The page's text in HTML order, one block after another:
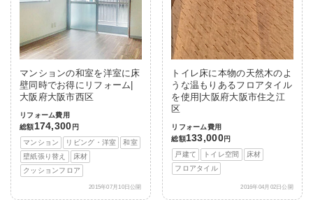
マンションの和室を洋室に床
壁同時でお得にリフォーム|
大阪府大阪市西区
リフォーム費用
総額174,300 円
マンション
リビング・洋室
和室
壁紙張り替え
床材
クッションフロア
2015年07月10日公開
トイレ床に本物の天然木のよ
うな温もりあるフロアタイル
を使用|大阪府大阪市住之江
区
リフォーム費用
総額133,000円
戸建て
トイレ空間
床材
フロアタイル
2016年04月02日公開